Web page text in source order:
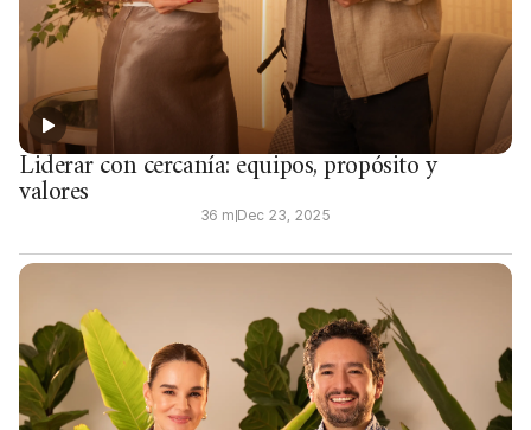
Liderar con cercanía: equipos, propósito y
valores 36 mDec 23, 2025